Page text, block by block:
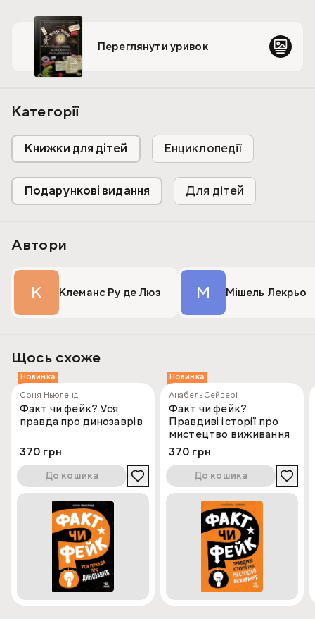
надасть безліч порад та інструкцій!
Переглянути уривок
Категорії
Книжки для дітей Енциклопедії
Подарункові видання Для дітей
Автори
К Клеманс Ру де Люз М Мішель Лекрьо
Щось схоже
Новинка
Соня Ньюленд
Факт чи фейк? Уся
правда про динозаврів
370 грн
До кошика
Новинка
Анабель Сейвері
Факт чи фейк?
Правдиві історії про
мистецтво виживання
370 грн
До кошика